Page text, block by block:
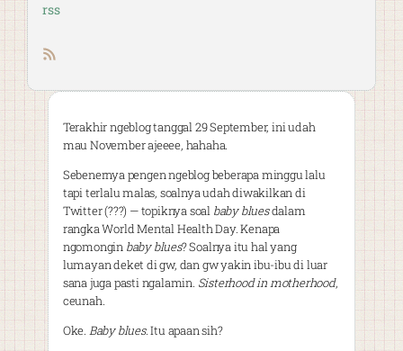
rss
RSS feed
Terakhir ngeblog tanggal 29 September, ini udah
mau November ajeeee, hahaha.
Sebenernya pengen ngeblog beberapa minggu lalu
tapi terlalu malas, soalnya udah diwakilkan di
Twitter (???) — topiknya soal baby bluesdalam
rangka World Mental Health Day. Kenapa
ngomongin baby blues? Soalnya itu hal yang
lumayan deket di gw, dan gw yakin ibu-ibu di luar
sana juga pasti ngalamin. Sisterhood in motherhood,
ceunah.
Oke. Baby blues. Itu apaan sih?